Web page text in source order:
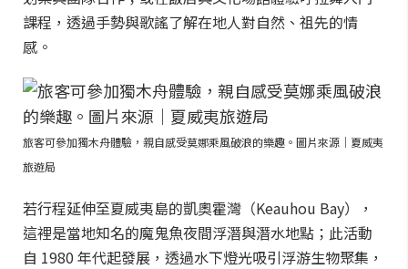
課程，透過手勢與歌謠了解在地人對自然、祖先的情
感。
旅客可參加獨木舟體驗，親自感受莫娜乘風破浪的樂趣。圖片來源｜夏威夷
旅遊局
若行程延伸至夏威夷島的凱奧霍灣（Keauhou Bay），
這裡是當地知名的魔鬼魚夜間浮潛與潛水地點；此活動
自 1980 年代起發展，透過水下燈光吸引浮游生物聚集，